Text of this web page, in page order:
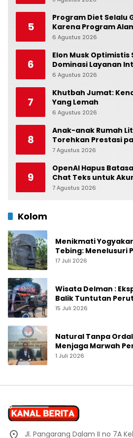
5
Program Diet Selalu
Karena Program
6 Agustus 2026
6
Elon Musk Optimistis
Dominasi Layanan
6 Agustus 2026
7
Khutbah Jumat:
Yang Lemah
6 Agustus 2026
8
Anak-anak Rumah
Torehkan Prestasi
Anak Nasional di
7 Agustus 2026
9
OpenAI Hapus
Chat Teks untuk
7 Agustus 2026
Kolom
Menikmati
Tebing: Menelusuri
Jogja yang Sedang
17 Juli 2026
Wisata Delman :
Balik Tuntutan
15 Juli 2026
Natural Tanpa
Menjaga Marwah
1 Juli 2026
Jl. Pangarang Dalam II no 7A